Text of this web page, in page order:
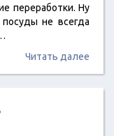
переработки. Ну
не всегда
Читать далее